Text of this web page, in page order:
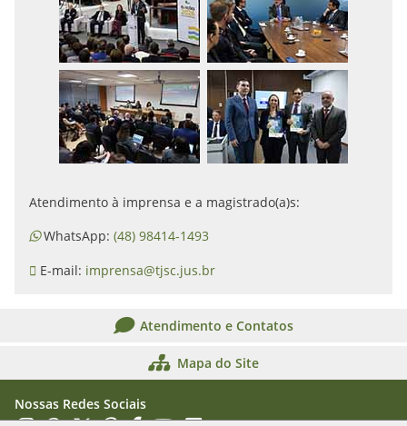
Atendimento à imprensa e a magistrado(a)s:
WhatsApp: (48) 98414-1493
E-mail: imprensa@tjsc.jus.br
Atendimento e Contatos
Mapa do Site
Nossas Redes Sociais